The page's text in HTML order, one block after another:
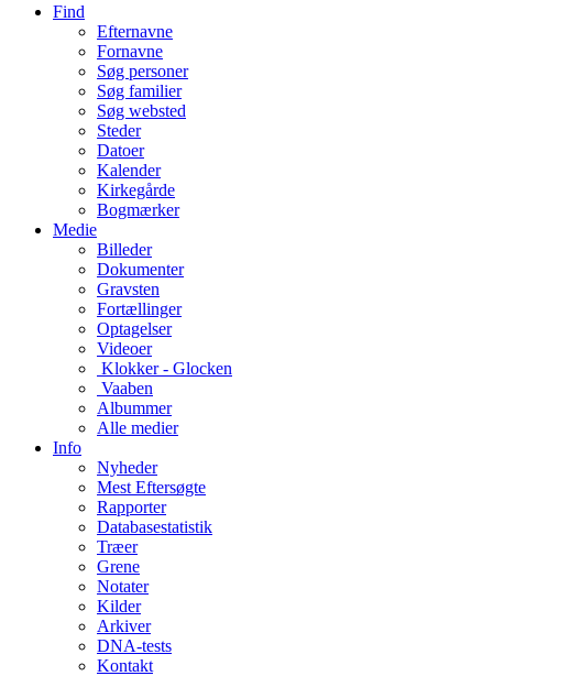
Find
Efternavne
Fornavne
Søg personer
Søg familier
Søg websted
Steder
Datoer
Kalender
Kirkegårde
Bogmærker
Medie
Billeder
Dokumenter
Gravsten
Fortællinger
Optagelser
Videoer
Klokker - Glocken
Vaaben
Albummer
Alle medier
Info
Nyheder
Mest Eftersøgte
Rapporter
Databasestatistik
Træer
Grene
Notater
Kilder
Arkiver
DNA-tests
Kontakt